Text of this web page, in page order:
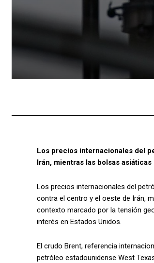
Los precios internacionales del
Irán, mientras las bolsas
Los precios internacionales del
contra el centro y el oeste de Irán,
contexto marcado por la tensión
interés en Estados Unidos.
El crudo Brent, referencia
petróleo estadounidense West